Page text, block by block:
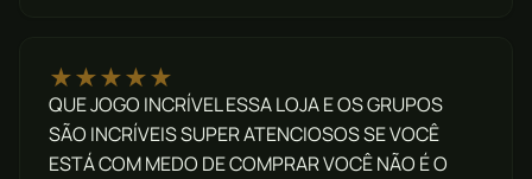
★★★★★
QUE JOGO INCRÍVEL ESSA LOJA E OS GRUPOS
SÃO INCRÍVEIS SUPER ATENCIOSOS SE VOCÊ
ESTÁ COM MEDO DE COMPRAR VOCÊ NÃO É O